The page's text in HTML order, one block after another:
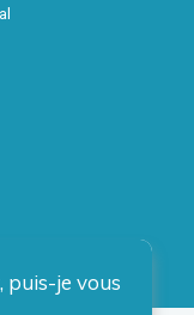
puis-je vous